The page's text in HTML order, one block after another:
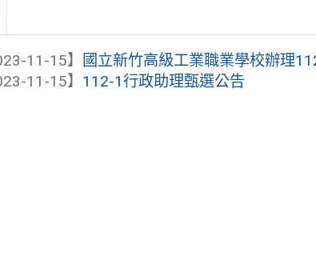
11-15】
國立新竹高級工業職業學校辦理
11-15】 112-1行政助理甄選公告